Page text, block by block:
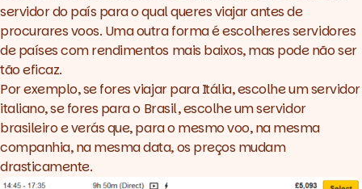
servidor do país para o qual queres viajar antes de
procurares voos. Uma outra forma é escolheres servidores
de países com rendimentos mais baixos, mas pode não ser
tão eficaz.
Por exemplo, se fores viajar para Itália, escolhe um servidor
italiano, se fores para o Brasil, escolhe um servidor
brasileiro e verás que, para o mesmo voo, na mesma
companhia, na mesma data, os preços mudam
drasticamente.